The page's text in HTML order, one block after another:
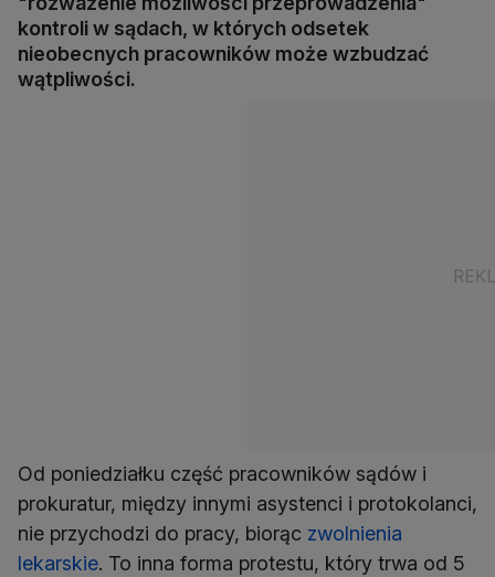
kontroli w sądach, w których odsetek
nieobecnych pracowników może wzbudzać
wątpliwości.
Od poniedziałku część pracowników sądów i
prokuratur, między innymi asystenci i protokolanci,
nie przychodzi do pracy, biorąc zwolnienia
lekarskie. To inna forma protestu, który trwa od 5